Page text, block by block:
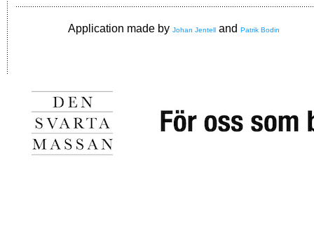
Application made by Johan Jentell and Patrik Bodin